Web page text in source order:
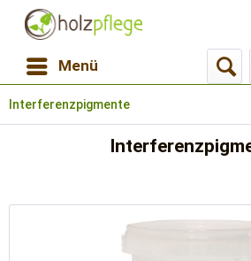
Menü
Interferenzpigmente